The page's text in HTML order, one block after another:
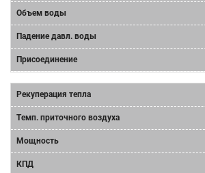
Объем воды
Падение давл. воды
Присоединение
Рекуперация тепла
Tемп. приточного воздуха
Мощность
КПД